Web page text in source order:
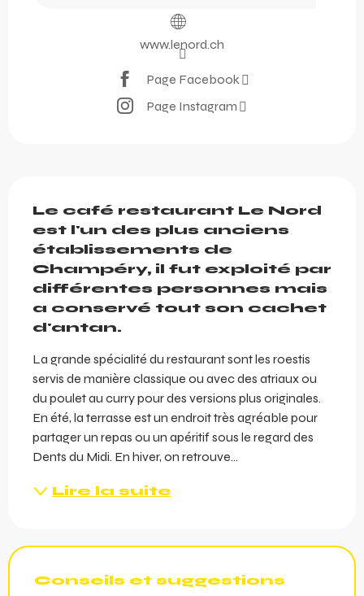
www.lenord.ch
Page Facebook
Page Instagram
Le café restaurant Le Nord
est l'un des plus anciens
établissements de
Champéry, il fut exploité par
différentes personnes mais
a conservé tout son cachet
d'antan.
La grande spécialité du restaurant sont les roestis
servis de manière classique ou avec des atriaux ou
du poulet au curry pour des versions plus originales.
En été, la terrasse est un endroit très agréable pour
partager un repas ou un apéritif sous le regard des
Dents du Midi. En hiver, on retrouve...
Lire la suite
Conseils et suggestions